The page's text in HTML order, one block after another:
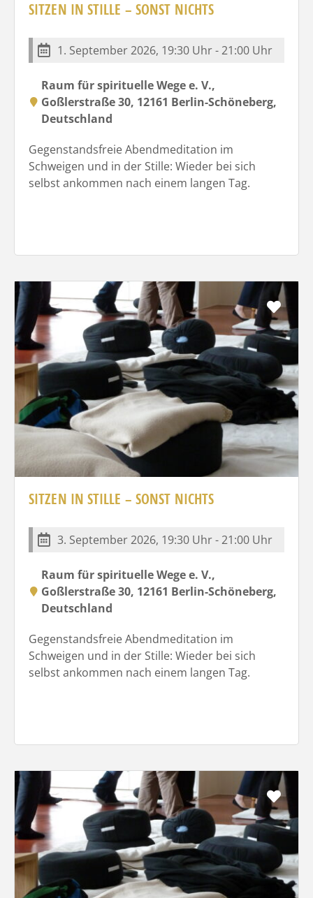
SITZEN IN STILLE – SONST NICHTS
1. September 2026, 19:30 Uhr - 21:00 Uhr
Raum für spirituelle Wege e. V.,
Goßlerstraße 30, 12161 Berlin-Schöneberg,
Deutschland
Gegenstandsfreie Abendmeditation im
Schweigen und in der Stille: Wieder bei sich
selbst ankommen nach einem langen Tag.
SITZEN IN STILLE – SONST NICHTS
3. September 2026, 19:30 Uhr - 21:00 Uhr
Raum für spirituelle Wege e. V.,
Goßlerstraße 30, 12161 Berlin-Schöneberg,
Deutschland
Gegenstandsfreie Abendmeditation im
Schweigen und in der Stille: Wieder bei sich
selbst ankommen nach einem langen Tag.